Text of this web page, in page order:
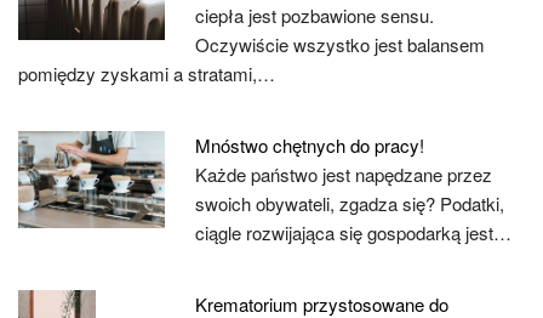
ciepła jest pozbawione sensu.
Oczywiście wszystko jest balansem
pomiędzy zyskami a stratami,…
Mnóstwo chętnych do pracy!
Każde państwo jest napędzane przez
swoich obywateli, zgadza się? Podatki,
ciągle rozwijająca się gospodarką jest…
Krematorium przystosowane do